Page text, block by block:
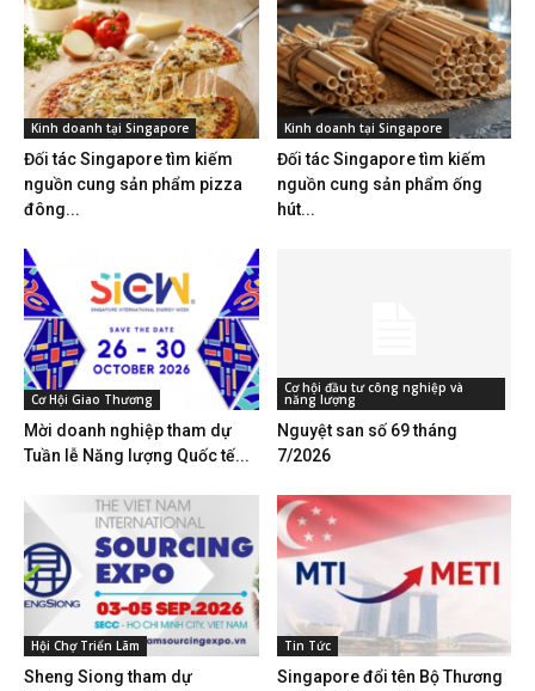
Kinh doanh tại Singapore
Đối tác Singapore tìm kiếm
nguồn cung sản phẩm pizza
đông...
Kinh doanh tại Singapore
Đối tác Singapore tìm kiếm
nguồn cung sản phẩm ống
hút...
Cơ Hội Giao Thương
Mời doanh nghiệp tham dự
Tuần lễ Năng lượng Quốc tế...
Cơ hội đầu tư công nghiệp và
năng lượng
Nguyệt san số 69 tháng
7/2026
Hội Chợ Triển Lãm
Sheng Siong tham dự
Tin Tức
Singapore đổi tên Bộ Thương